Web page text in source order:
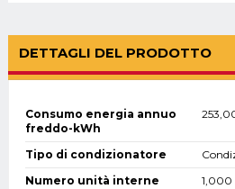
DETTAGLI DEL PRODOTTO
Consumo energia annuo
freddo-kWh
Tipo di condizionatore
Numero unità interne
1,000